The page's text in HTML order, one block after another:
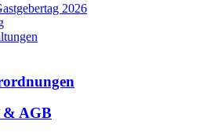
2026
& AGB